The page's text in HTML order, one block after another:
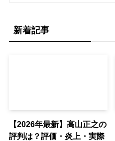
新着記事
【2026年最新】高山正之の
評判は？評価・炎上・実際